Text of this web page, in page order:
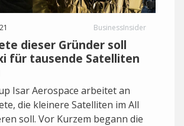
BusinessInsider
dieser Gründer soll
für tausende Satelliten
Isar Aerospace arbeitet an
die kleinere Satelliten im All
soll. Vor Kurzem begann die